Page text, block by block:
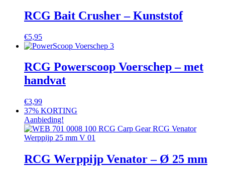
RCG Bait Crusher – Kunststof
€5,95
RCG Powerscoop Voerschep – met
handvat
€3,99
37% KORTING
Aanbieding!
RCG Werppijp Venator – Ø 25 mm